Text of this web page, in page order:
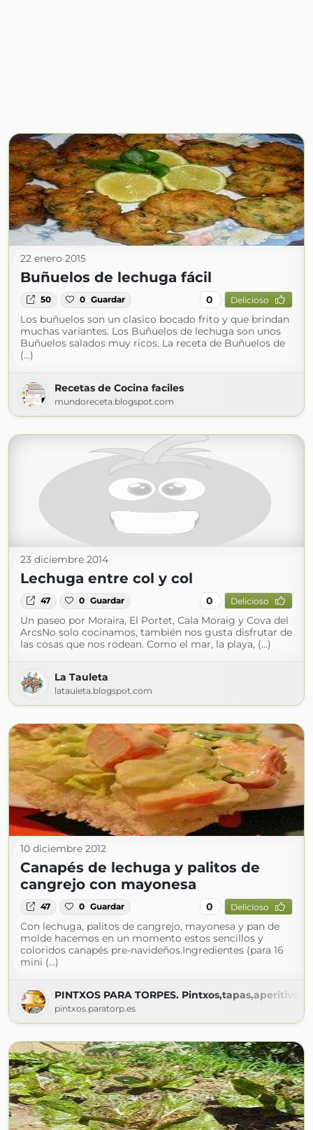
22 enero 2015
Buñuelos de lechuga fácil
50 0 Guardar 0 Delicioso
Los buñuelos son un clasico bocado frito y que brindan
muchas variantes. Los Buñuelos de lechuga son unos
Buñuelos salados muy ricos. La receta de Buñuelos de
(...)
Recetas de Cocina faciles
mundoreceta.blogspot.com
23 diciembre 2014
Lechuga entre col y col
47 0 Guardar 0 Delicioso
Un paseo por Moraira, El Portet, Cala Moraig y Cova del
ArcsNo solo cocinamos, también nos gusta disfrutar de
las cosas que nos rodean. Como el mar, la playa, (...)
La Tauleta
latauleta.blogspot.com
10 diciembre 2012
Canapés de lechuga y palitos de
cangrejo con mayonesa
47 0 Guardar 0 Delicioso
Con lechuga, palitos de cangrejo, mayonesa y pan de
molde hacemos en un momento estos sencillos y
coloridos canapés pre-navideños.Ingredientes (para 16
mini (...)
PINTXOS PARA TORPES.
pintxos.paratorp.es